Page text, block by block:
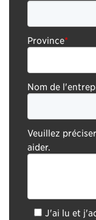
Province*
Nom de
Veuillez
aider.
J'ai lu et